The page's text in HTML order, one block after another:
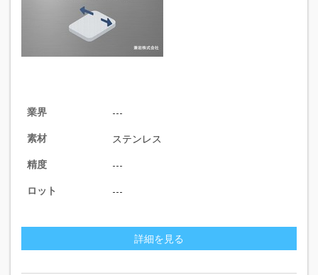
業界
---
素材
ステンレス
精度
---
ロット
---
詳細を見る